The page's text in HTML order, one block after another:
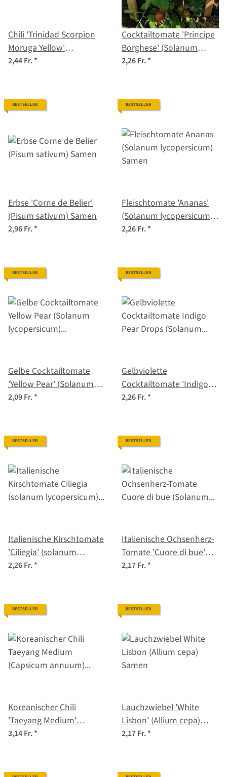
Chili 'Trinidad Scorpion
Moruga Yellow'
(Capsicum chinense)
2,44 Fr.*
Cocktailtomate 'Principe
Borghese' (Solanum
lycopersicum) Samen
2,26 Fr.*
BESTSELLER
Erbse 'Corne de Belier'
(Pisum sativum) Samen
2,96 Fr.*
BESTSELLER
Fleischtomate 'Ananas'
(Solanum lycopersicum)
Samen
2,26 Fr.*
BESTSELLER
Gelbe Cocktailtomate
'Yellow Pear' (Solanum
lycopersicum) Samen
2,09 Fr.*
BESTSELLER
Gelbviolette
Cocktailtomate 'Indigo
Pear Drops' (Solanum
2,26 Fr.*
BESTSELLER
Italienische Kirschtomate
'Ciliegia' (solanum
lycopersicum) Bio-
2,26 Fr.*
BESTSELLER
Italienische Ochsenherz-
Tomate 'Cuore di bue'
(Solanum lycopersicum)
2,17 Fr.*
BESTSELLER
Koreanischer Chili
'Taeyang Medium'
(Capsicum annuum) Bio-
3,14 Fr.*
BESTSELLER
Lauchzwiebel 'White
Lisbon' (Allium cepa)
Samen
2,17 Fr.*